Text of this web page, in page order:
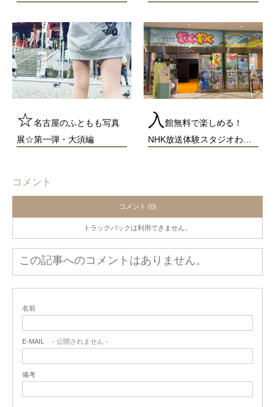
☆名古屋のふともも写真
展☆第一弾・大須編
入 館無料で楽しめる！
NHK放送体験スタジオわ…
コメント
コメント (0)
トラックバックは利用できません。
この記事へのコメントはありません。
名前
E-MAIL - 公開されません -
備考